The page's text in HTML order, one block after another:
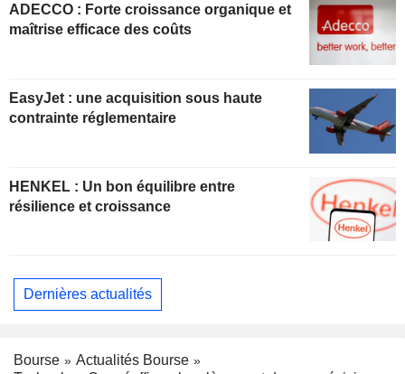
ADECCO : Forte croissance organique et
maîtrise efficace des coûts
EasyJet : une acquisition sous haute
contrainte réglementaire
HENKEL : Un bon équilibre entre
résilience et croissance
Dernières actualités
Bourse
Actualités Bourse